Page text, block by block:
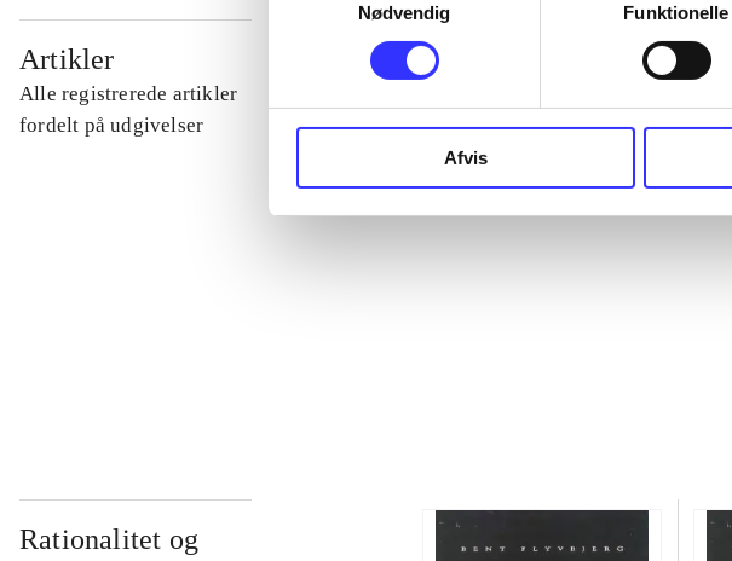
Nødvendig
Funktionelle
Afvis
Artikler
Alle registrerede artikler
fordelt på udgivelser
...
Rationalitet og